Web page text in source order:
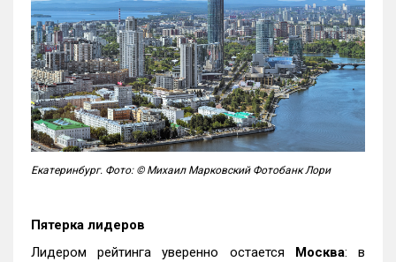
Екатеринбург. Фото: © Михаил Марковский Фотобанк Лори
Пятерка лидеров
Лидером рейтинга уверенно остается Москва: в